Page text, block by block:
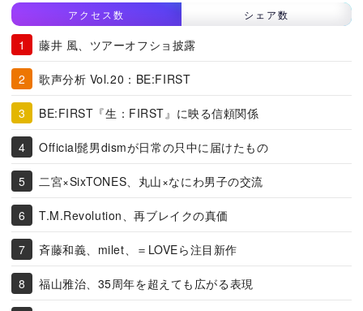
アクセス数 シェア数
藤井 風、ツアーオフショ披露
歌声分析 Vol.20：BE:FIRST
BE:FIRST『生：FIRST』に映る信頼関係
Official髭男dismが日常の只中に届けたもの
二宮×SixTONES、丸山×なにわ男子の交流
T.M.Revolution、再ブレイクの真価
斉藤和義、milet、＝LOVEら注目新作
福山雅治、35周年を超えても広がる表現